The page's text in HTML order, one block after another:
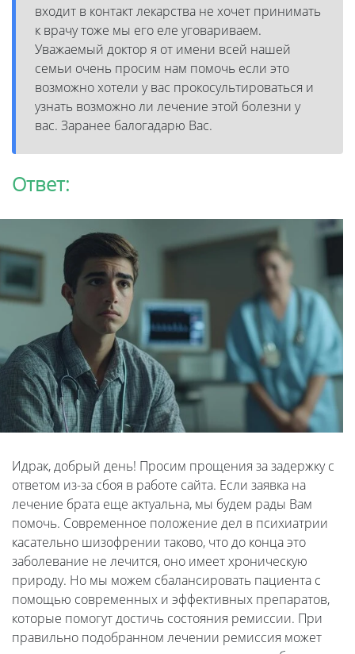
входит в контакт лекарства не хочет принимать
к врачу тоже мы его еле уговариваем.
Уважаемый доктор я от имени всей нашей
семьи очень просим нам помочь если это
возможно хотели у вас прокосультироваться и
узнать возможно ли лечение этой болезни у
вас. Заранее балогадарю Вас.
Ответ:
Идрак, добрый день! Просим прощения за задержку с
ответом из-за сбоя в работе сайта. Если заявка на
лечение брата еще актуальна, мы будем рады Вам
помочь. Современное положение дел в психиатрии
касательно шизофрении таково, что до конца это
заболевание не лечится, оно имеет хроническую
природу. Но мы можем сбалансировать пациента с
помощью современных и эффективных препаратов,
которые помогут достичь состояния ремиссии. При
правильно подобранном лечении ремиссия может